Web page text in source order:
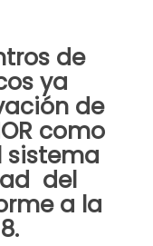
de
ya
de
como
sistema
del
a la
.